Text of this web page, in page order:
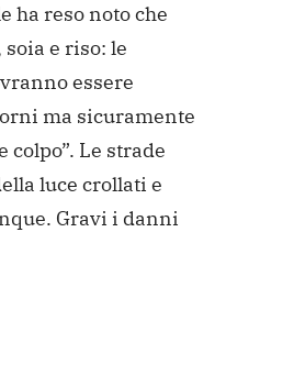
ha reso noto che
e riso: le
essere
ma sicuramente
Le strade
luce crollati e
Gravi i danni